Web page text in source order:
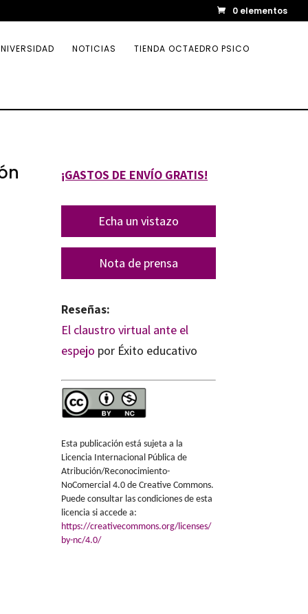
0 elementos
NOTICIAS TIENDA OCTAEDRO PSICO
¡GASTOS DE ENVÍO GRATIS!
Echa un vistazo
Nota de prensa
Reseñas:
El claustro virtual ante el
espejo por Éxito educativo
Esta publicación está sujeta a la
Licencia Internacional Pública de
Atribución/Reconocimiento-
NoComercial 4.0 de Creative Commons.
Puede consultar las condiciones de esta
licencia si accede a:
https://creativecommons.org/licenses/
by-nc/4.0/